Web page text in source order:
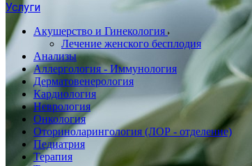
Услуги
Акушерство и Гинекология
Лечение женского бесплодия
Анализы
Аллергология - Иммунология
Дерматовенерология
Кардиология
Неврология
Онкология
Оториноларингология (ЛОР - отделение)
Педиатрия
Терапия